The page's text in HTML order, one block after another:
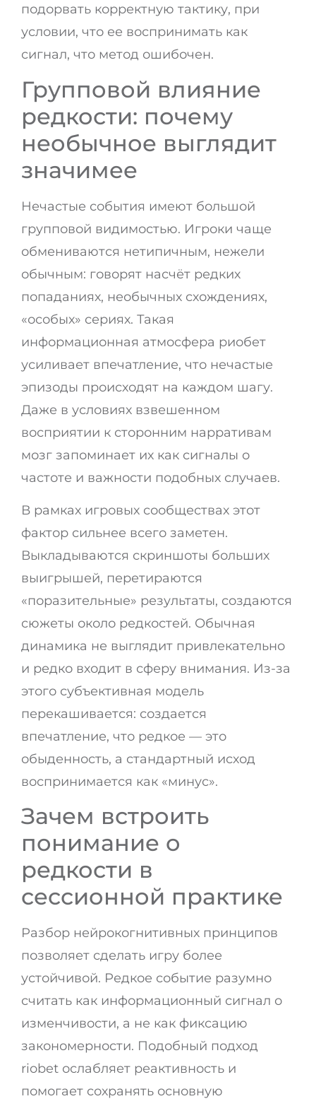
подорвать корректную тактику, при
условии, что ее воспринимать как
сигнал, что метод ошибочен.
Групповой влияние
редкости: почему
необычное выглядит
значимее
Нечастые события имеют большой
групповой видимостью. Игроки чаще
обмениваются нетипичным, нежели
обычным: говорят насчёт редких
попаданиях, необычных схождениях,
«особых» сериях. Такая
информационная атмосфера риобет
усиливает впечатление, что нечастые
эпизоды происходят на каждом шагу.
Даже в условиях взвешенном
восприятии к сторонним нарративам
мозг запоминает их как сигналы о
частоте и важности подобных случаев.
В рамках игровых сообществах этот
фактор сильнее всего заметен.
Выкладываются скриншоты больших
выигрышей, перетираются
«поразительные» результаты, создаются
сюжеты около редкостей. Обычная
динамика не выглядит привлекательно
и редко входит в сферу внимания. Из-за
этого субъективная модель
перекашивается: создается
впечатление, что редкое — это
обыденность, а стандартный исход
воспринимается как «минус».
Зачем встроить
понимание о
редкости в
сессионной практике
Разбор нейрокогнитивных принципов
позволяет сделать игру более
устойчивой. Редкое событие разумно
считать как информационный сигнал о
изменчивости, а не как фиксацию
закономерности. Подобный подход
riobet ослабляет реактивность и
помогает сохранять основную